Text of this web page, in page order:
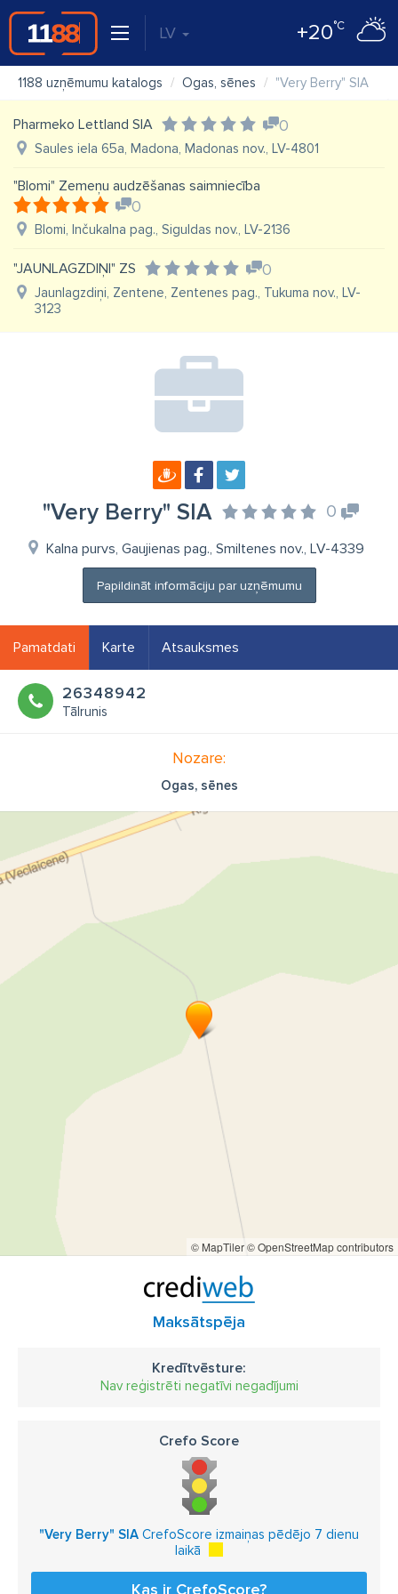
LV +20°C
1188 uzņēmumu katalogs Ogas, sēnes "Very Berry" SIA
Pharmeko Lettland SIA 0
Saules iela 65a, Madona, Madonas nov., LV-4801
"Blomi" Zemeņu audzēšanas saimniecība
0
Blomi, Inčukalna pag., Siguldas nov., LV-2136
"JAUNLAGZDIŅI" ZS 0
Jaunlagzdiņi, Zentene, Zentenes pag., Tukuma nov., LV-
3123
"Very Berry" SIA 0
Kalna purvs, Gaujienas pag., Smiltenes nov., LV-4339
Papildināt informāciju par uzņēmumu
Pamatdati Karte Atsauksmes
26348942
Tālrunis
Nozare:
Ogas, sēnes
© MapTiler© OpenStreetMap contributors
Maksātspēja
Kredītvēsture:
Nav reģistrēti negatīvi negadījumi
Crefo Score
"Very Berry" SIA CrefoScore izmaiņas pēdējo 7 dienu
laikā
Kas ir CrefoScore?